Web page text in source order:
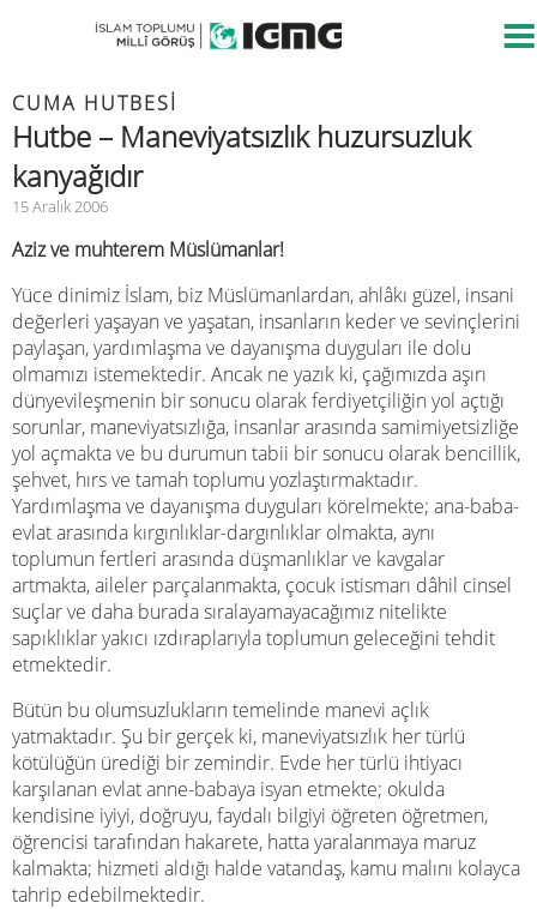
CUMA HUTBESİ
Hutbe – Maneviyatsızlık huzursuzluk
kanyağıdır
15 Aralık 2006
Aziz ve muhterem Müslümanlar!
Yüce dinimiz İslam, biz Müslümanlardan, ahlâkı güzel, insani
değerleri yaşayan ve yaşatan, insanların keder ve sevinçlerini
paylaşan, yardımlaşma ve dayanışma duyguları ile dolu
olmamızı istemektedir. Ancak ne yazık ki, çağımızda aşırı
dünyevileşmenin bir sonucu olarak ferdiyetçiliğin yol açtığı
sorunlar, maneviyatsızlığa, insanlar arasında samimiyetsizliğe
yol açmakta ve bu durumun tabii bir sonucu olarak bencillik,
şehvet, hırs ve tamah toplumu yozlaştırmaktadır.
Yardımlaşma ve dayanışma duyguları körelmekte; ana-baba-
evlat arasında kırgınlıklar-dargınlıklar olmakta, aynı
toplumun fertleri arasında düşmanlıklar ve kavgalar
artmakta, aileler parçalanmakta, çocuk istismarı dâhil cinsel
suçlar ve daha burada sıralayamayacağımız nitelikte
sapıklıklar yakıcı ızdıraplarıyla toplumun geleceğini tehdit
etmektedir.
Bütün bu olumsuzlukların temelinde manevi açlık
yatmaktadır. Şu bir gerçek ki, maneviyatsızlık her türlü
kötülüğün ürediği bir zemindir. Evde her türlü ihtiyacı
karşılanan evlat anne-babaya isyan etmekte; okulda
kendisine iyiyi, doğruyu, faydalı bilgiyi öğreten öğretmen,
öğrencisi tarafından hakarete, hatta yaralanmaya maruz
kalmakta; hizmeti aldığı halde vatandaş, kamu malını kolayca
tahrip edebilmektedir.